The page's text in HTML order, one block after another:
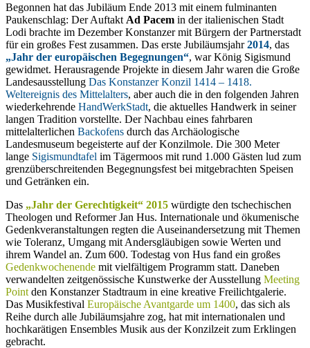
Begonnen hat das Jubiläum Ende 2013 mit einem fulminanten
Paukenschlag: Der Auftakt Ad Pacem in der italienischen Stadt
Lodi brachte im Dezember Konstanzer mit Bürgern der Partnerstadt
für ein großes Fest zusammen. Das erste Jubiläumsjahr2014, das
„Jahr der europäischen Begegnungen“, war König Sigismund
gewidmet. Herausragende Projekte in diesem Jahr waren die Große
Landesausstellung Das Konstanzer Konzil 1414 – 1418.
Weltereignis des Mittelalters, aber auch die in den folgenden Jahren
wiederkehrende HandWerkStadt, die aktuelles Handwerk in seiner
langen Tradition vorstellte. Der Nachbau eines fahrbaren
mittelalterlichen Backofens durch das Archäologische
Landesmuseum begeisterte auf der Konzilmole. Die 300 Meter
lange Sigismundtafel im Tägermoos mit rund 1.000 Gästen lud zum
grenzüberschreitenden Begegnungsfest bei mitgebrachten Speisen
und Getränken ein.
Das „Jahr der Gerechtigkeit“ 2015 würdigte den tschechischen
Theologen und Reformer Jan Hus. Internationale und ökumenische
Gedenkveranstaltungen regten die Auseinandersetzung mit Themen
wie Toleranz, Umgang mit Andersgläubigen sowie Werten und
ihrem Wandel an. Zum 600. Todestag von Hus fand ein großes
Gedenkwochenende mit vielfältigem Programm statt. Daneben
verwandelten zeitgenössische Kunstwerke der Ausstellung Meeting
Point den Konstanzer Stadtraum in eine kreative Freilichtgalerie.
Das Musikfestival Europäische Avantgarde um 1400, das sich als
Reihe durch alle Jubiläumsjahre zog, hat mit internationalen und
hochkarätigen Ensembles Musik aus der Konzilzeit zum Erklingen
gebracht.